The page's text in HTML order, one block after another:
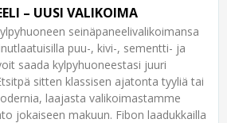
– UUSI VALIKOIMA
seinäpaneelivalikoimansa
puu-, kivi-, sementti- ja
saada kylpyhuoneestasi juuri
sitten klassisen ajatonta tyyliä tai
laajasta valikoimastamme
jokaiseen makuun. Fibon laadukkailla